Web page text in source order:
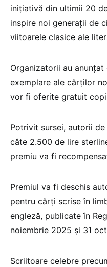
inițiativă din ultimii 20
inspire noi generații de
viitoarele clasice ale
Organizatorii au
exemplare ale cărților
vor fi oferite gratuit
Potrivit sursei, autorii
câte 2.500 de lire
premiu va fi
Premiul va fi deschis
pentru cărți scrise în
engleză, publicate în
noiembrie 2025 și 31
Scriitoare celebre